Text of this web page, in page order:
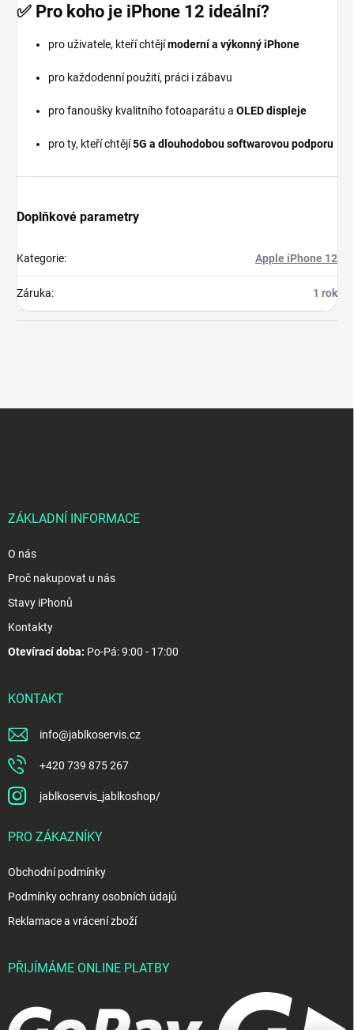
✅ Pro koho je iPhone 12 ideální?
pro uživatele, kteří chtějímoderní a výkonný iPhone
pro každodenní použití, práci i zábavu
pro fanoušky kvalitního fotoaparátu a OLED displeje
pro ty, kteří chtějí5G a dlouhodobou softwarovou podporu
Doplňkové parametry
Kategorie: Apple iPhone 12
Záruka: 1 rok
ZÁKLADNÍ INFORMACE
O nás
Proč nakupovat u nás
Stavy iPhonů
Kontakty
Otevírací doba: Po-Pá: 9:00 - 17:00
KONTAKT
info@jablkoservis.cz
+420 739 875 267
jablkoservis_jablkoshop/
PRO ZÁKAZNÍKY
Obchodní podmínky
Podmínky ochrany osobních údajů
Reklamace a vrácení zboží
PŘIJÍMÁME ONLINE PLATBY